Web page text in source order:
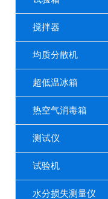
搅拌器
均质分散机
超低温冰箱
热空气消毒箱
测试仪
试验机
水分损失测量仪